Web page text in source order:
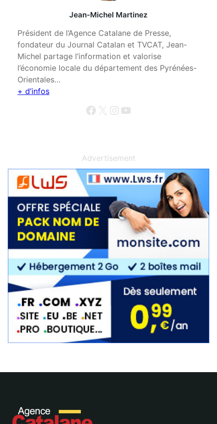
Jean-Michel Martinez
Président de l’Agence Catalane de Presse,
fondateur du Journal Catalan et TVCAT, Jean-
Michel partage l’information et valorise
l’économie locale du département des Pyrénées-
Orientales…
+ d’infos
Facebook X Instagram YouTube
Advertisement